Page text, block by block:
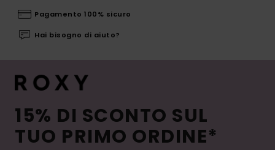
Pagamento 100% sicuro
Hai bisogno di aiuto?
15% DI SCONTO SUL
TUO PRIMO ORDINE*